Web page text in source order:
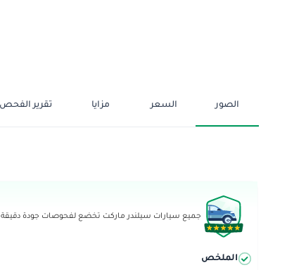
الصور السعر مزايا تقرير الفحص
جميع سيارات سيلندر ماركت تخضع لفحوصات جودة دقيقة
الملخص